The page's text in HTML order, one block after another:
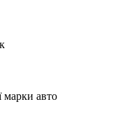
марки авто